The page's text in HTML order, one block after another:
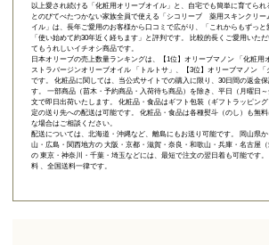
以上愛され続ける「 化粧用オリーブオイル 」と、自宅でも簡単に育てられ
とのびてべたつかない家族全員で使える「 シコリーブ 薬用スキンクリー
イル」は、長年ご愛用のお客様から口コミで広がり、「これからもずっと
「使い始めて約30年近く経ちます」と評判です。 比較的長くご愛用いた
てもうれしいイチオシ商品です。
日本オリーブの売上数量ランキングは、【1位】オリーブマノン 「 化粧用
ストラバージンオリーブオイル 「トルトサ」
、【3位】 オリーブマノン 「
です。 化粧品に関しては、当公式サイトでの購入に限り、 30日間の返金保
す。 一部商品（苗木・予約商品・入荷待ち商品）を除き、平日（月曜日
文で即日出荷いたします。 化粧品・食品はギフト包装（ギフトラッピン
定の送り先への配送は可能です。 化粧品・食品は各種熨斗（のし）も無
な場合はご相談ください。
配送については、北海道・沖縄など、離島にもお送り可能です。 岡山県
山・広島・関西地方の 大阪・京都・滋賀・奈良・和歌山・兵庫・名古屋
の 東京・神奈川・千葉・埼玉などには、最短で注文の翌日着も可能です
料 、全国送料一律です。